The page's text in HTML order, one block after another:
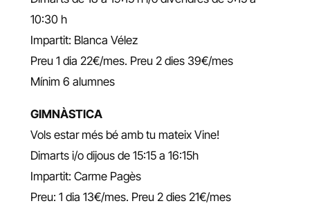
10:30 h
Impartit: Blanca Vélez
Preu 1 dia 22€/mes. Preu 2 dies 39€/mes
Mínim 6 alumnes
GIMNÀSTICA
Vols estar més bé amb tu mateix Vine!
Dimarts i/o dijous de 15:15 a 16:15h
Impartit: Carme Pagès
Preu: 1 dia 13€/mes. Preu 2 dies 21€/mes